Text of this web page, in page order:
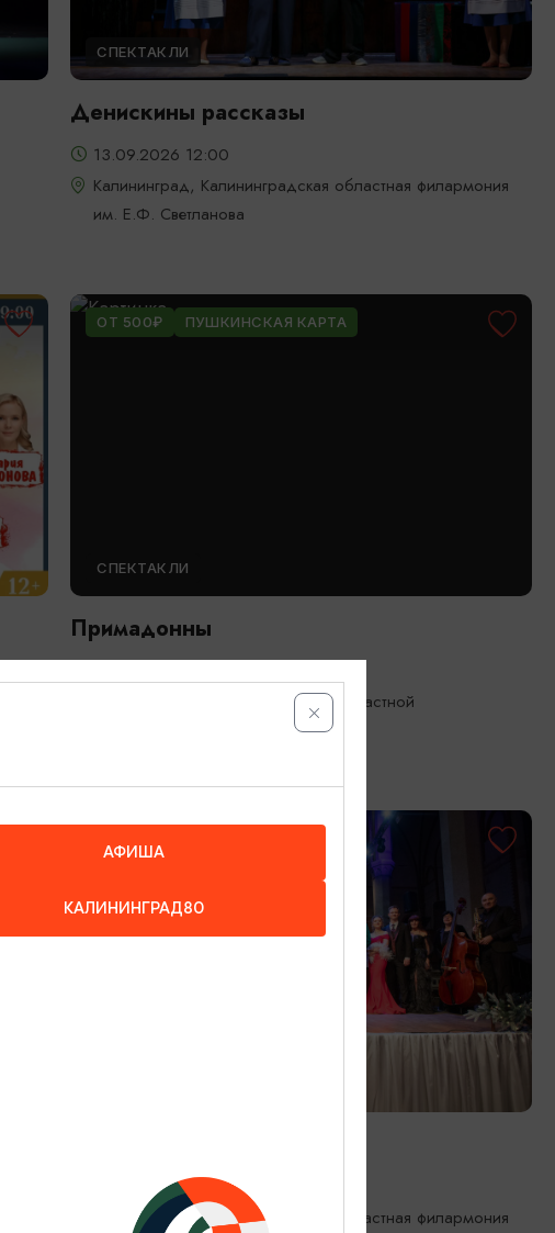
СПЕКТАКЛИ
Денискины рассказы
13.09.2026 12:00
Калининград, Калининградская областная филармония
им. Е.Ф. Светланова
ОТ 500₽ ПУШКИНСКАЯ КАРТА
СПЕКТАКЛИ
Примадонны
Калининград, Калининградский областной
17.09.2026 19:00
Калининград, Калининградская областная филармония
АФИША
КАЛИНИНГРАД80